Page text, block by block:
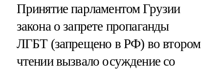
Принятие парламентом Грузии
закона о запрете пропаганды
ЛГБТ (запрещено в РФ) во втором
чтении вызвало осуждение со